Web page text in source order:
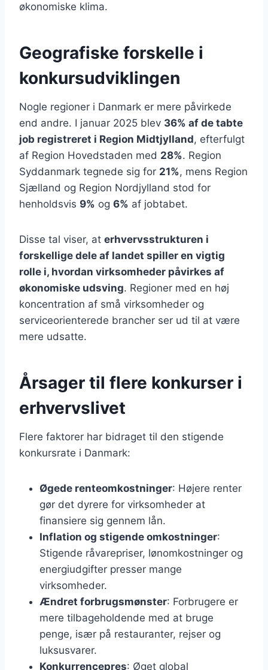
økonomiske klima.
Geografiske forskelle i
konkursudviklingen
Nogle regioner i Danmark er mere påvirkede
end andre. I januar 2025 blev 36% af de tabte
job registreret i Region Midtjylland, efterfulgt
af Region Hovedstaden med 28%. Region
Syddanmark tegnede sig for 21%, mens Region
Sjælland og Region Nordjylland stod for
henholdsvis 9% og 6% af jobtabet.
Disse tal viser, at erhvervsstrukturen i
forskellige dele af landet spiller en vigtig
rolle i, hvordan virksomheder påvirkes af
økonomiske udsving. Regioner med en høj
koncentration af små virksomheder og
serviceorienterede brancher ser ud til at være
mere udsatte.
Årsager til flere konkurser i
erhvervslivet
Flere faktorer har bidraget til den stigende
konkursrate i Danmark:
Øgede renteomkostninger: Højere renter
gør det dyrere for virksomheder at
finansiere sig gennem lån.
Inflation og stigende omkostninger:
Stigende råvarepriser, lønomkostninger og
energiudgifter presser mange
virksomheder.
Ændret forbrugsmønster: Forbrugere er
mere tilbageholdende med at bruge
penge, især på restauranter, rejser og
luksusvarer.
Konkurrencepres: Øget global